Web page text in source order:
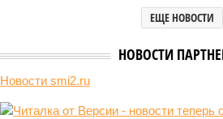
ЕЩЕ НОВОСТИ
НОВОСТИ
Новости smi2.ru